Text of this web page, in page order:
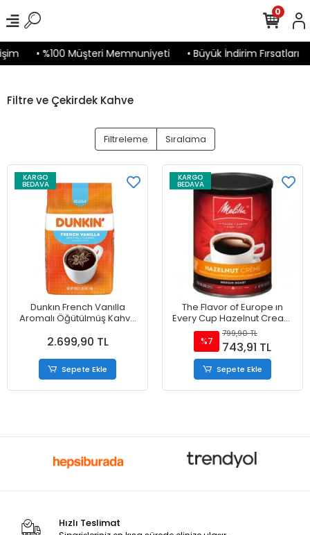
• %100 Müşteri Memnuniyeti • Büyük İndirim Fırsatları
0
Filtre ve Çekirdek Kahve
Filtreleme Sıralama
KARGO
BEDAVA
Dunkın French Vanılla
Aromalı Öğütülmüş Kahve
2.699,90 TL
Sepete Ekle
KARGO
BEDAVA
The Flavor of Europe ın
Every Cup Hazelnut Cream
Medıum Roast 312 gr
%7
799,90 TL
743,91 TL
Sepete Ekle
Hızlı Teslimat